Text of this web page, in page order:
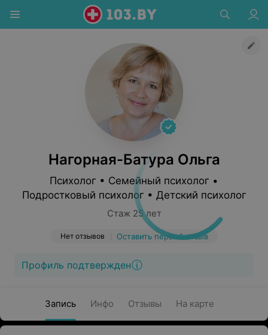
Нагорная-Батура Ольга
Психолог • Семейный психолог •
Подростковый психолог • Детский психолог
Стаж 25 лет
Нет отзывов Оставить первый отзыв
Профиль подтвержден
Запись Инфо Отзывы На карте